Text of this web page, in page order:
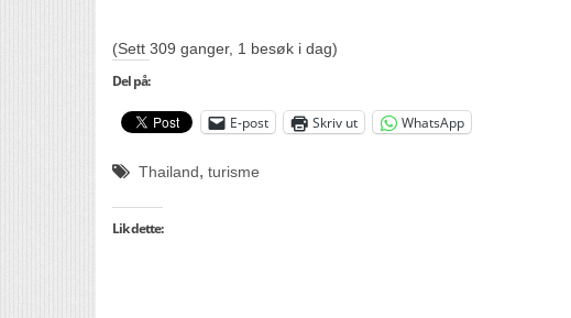
(Sett 309 ganger, 1 besøk i dag)
Del på:
E-post Skriv ut WhatsApp
Thailand , turisme
Lik dette:
L200(Triton)